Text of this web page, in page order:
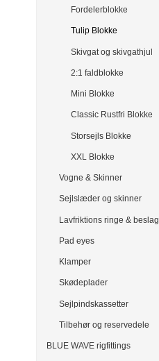
Fordelerblokke
Tulip Blokke
Skivgat og skivgathjul
2:1 faldblokke
Mini Blokke
Classic Rustfri Blokke
Storsejls Blokke
XXL Blokke
Vogne & Skinner
Sejlslæder og skinner
Lavfriktions ringe & beslag
Pad eyes
Klamper
Skødeplader
Sejlpindskassetter
Tilbehør og reservedele
BLUE WAVE rigfittings